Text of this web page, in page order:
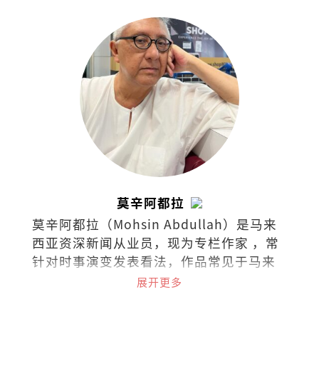
莫辛阿都拉
莫辛阿都拉（Mohsin Abdullah）是马来
西亚资深新闻从业员，现为专栏作家 ，常
针对时事演变发表看法，作品常见于马来
西亚各英文报章与杂志。
展开更多